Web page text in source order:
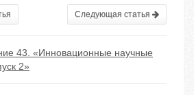
Следующая статья
43. «Инновационные научные
2»